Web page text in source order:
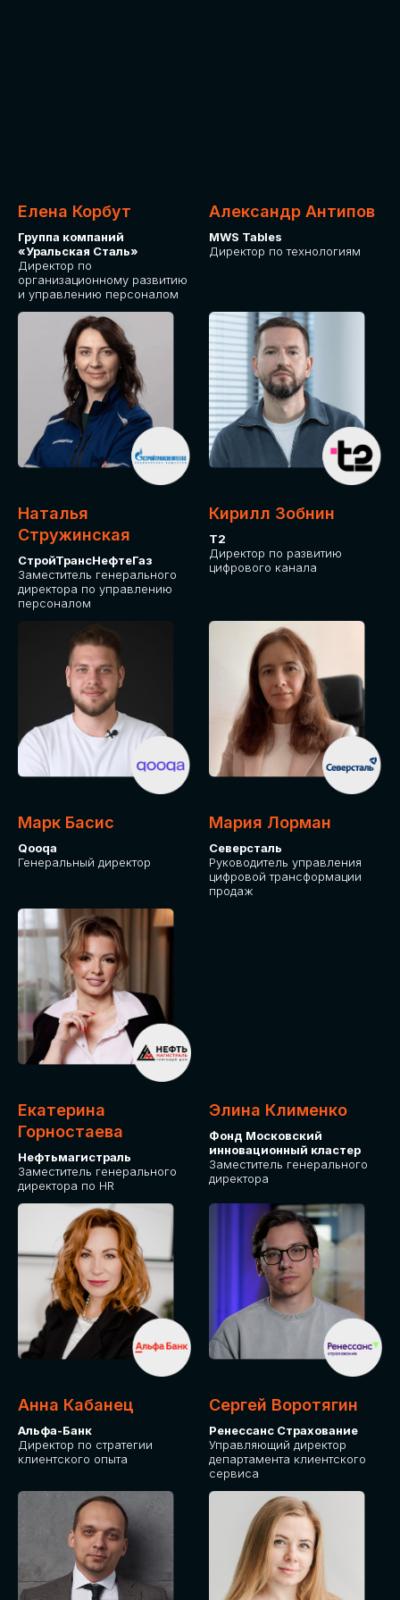
Елена Корбут
Группа компаний
«Уральская Сталь»
Директор по
организационному развитию
и управлению персоналом
Александр Антипов
MWS Tables
Директор по технологиям
Наталья
Стружинская
СтройТрансНефтеГаз
Заместитель генерального
директора по управлению
персоналом
Кирилл Зобнин
Т2
Директор по развитию
цифрового канала
Марк Басис
Qooqa
Генеральный директор
Мария Лорман
Северсталь
Руководитель управления
цифровой трансформации
продаж
Екатерина
Горностаева
Нефтьмагистраль
Заместитель генерального
директора по HR
Элина Клименко
Фонд Московский
инновационный кластер
Заместитель генерального
директора
Анна Кабанец
Альфа-Банк
Директор по стратегии
клиентского опыта
Сергей Воротягин
Ренессанс Страхование
Управляющий директор
департамента клиентского
сервиса
Приглашаем стать спикером GLOBAL
TECH FORUM и поделиться своим
опытом и экспертизой. Будем рады
сотрудничеству!
СТАТЬ
СПИКЕРОМ
IT Solutions for Business
СРЕДИ ПАРТНЕРОВ
МЕРОПРИЯТИЯ
Приглашаем стать партнером GLOBAL
TECH FORUM и презентовать ваши
решения целевой аудитории. Будем
рады сотрудничеству!
СТАНЬТЕ
ЭКСПОНЕНТОМ
ПОДАТЬ ЗАЯВКУ
IT Solutions for Business
СТОИМОСТЬ
УЧАСТИЯ